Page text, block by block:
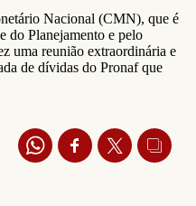
Nacional (CMN), que é
do Planejamento e pelo
uma reunião extraordinária e
de dívidas do Pronaf que